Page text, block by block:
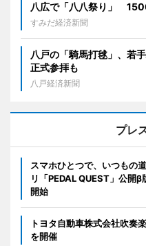
八広で「八八祭り」
すみだ経済新聞
八戸の「騎馬打毬」、若
正式参拝も
八戸経済新聞
プレ
スマホひとつで、いつもの
リ「PEDAL QUEST」公開
開始
トヨタ自動車株式会社吹奏
を開催